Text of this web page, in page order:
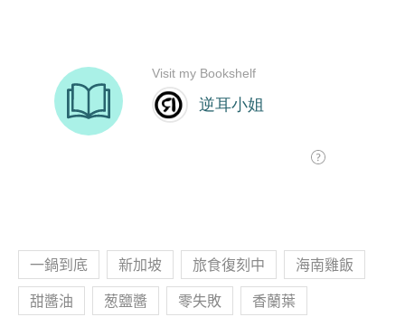
一鍋到底 新加坡 旅食復刻中 海南雞飯
甜醬油 葱鹽醬 零失敗 香蘭葉